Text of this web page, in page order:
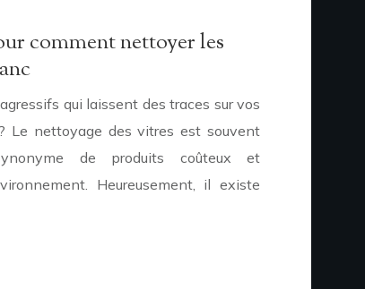
comment nettoyer les
qui laissent des traces sur vos
Le nettoyage des vitres est souvent
de produits coûteux et
Heureusement, il existe